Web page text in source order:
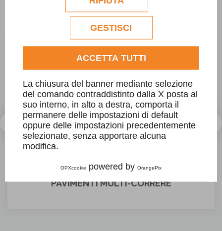
commerciali verranno utilizzati
esclusivamente previa acquisizione del
consenso dell'utente.
Consulta l'informativa cookie completa.
GESTISCI
ACCETTA TUTTI
La chiusura del banner mediante selezione
del comando contraddistinto dalla X posta al
suo interno, in alto a destra, comporta il
permanere delle impostazioni di default
oppure delle impostazioni precedentemente
selezionate, senza apportare alcuna
modifica.
OPXcookie powered by OrangePix
GT
PAVIMENTI MULTI-CORRERE